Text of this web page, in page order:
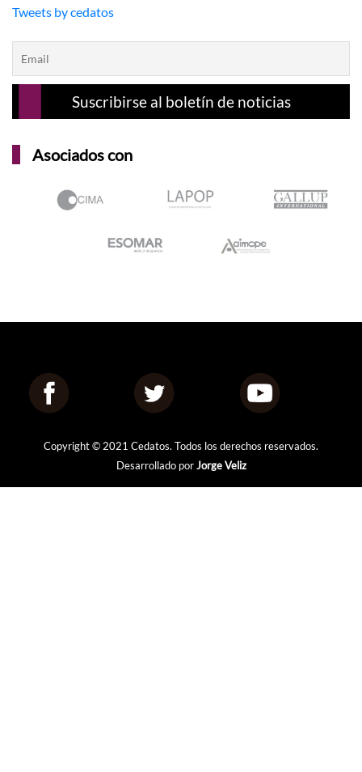
Tweets by cedatos
Asociados con
Copyright © 2021 Cedatos. Todos los derechos reservados.
Desarrollado porJorge Veliz